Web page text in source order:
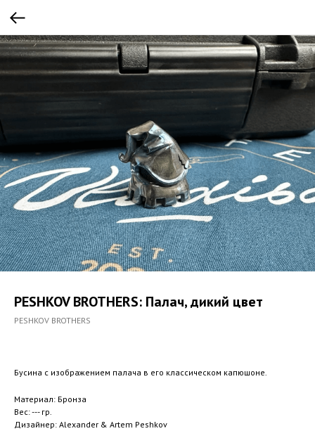
PESHKOV BROTHERS: Палач, дикий цвет
PESHKOV BROTHERS
Бусина с изображением палача в его классическом капюшоне.
Материал: Бронза
Вес: --- гр.
Дизайнер: Alexander & Artem Peshkov